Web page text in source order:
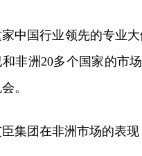
中国行业领先的专业
和非洲20多个国家的市
。
集团在非洲市场的表